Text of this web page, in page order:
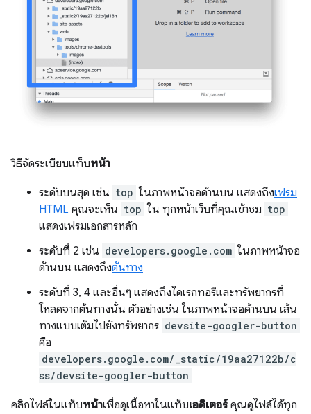
วิธีจัดระเบียบแท็บหน้า
ระดับบนสุด เช่น top ในภาพหน้าจอด้านบน แสดงถึงเฟรม
HTML คุณจะเห็น top ใน ทุกหน้าเว็บที่คุณเข้าชม top
แสดงเฟรมเอกสารหลัก
ระดับที่ 2 เช่น developers.google.com ในภาพหน้าจอ
ด้านบน แสดงถึงต้นทาง
ระดับที่ 3, 4 และอื่นๆ แสดงถึงไดเรกทอรีและทรัพยากรที่
โหลดจากต้นทางนั้น ตัวอย่างเช่น ในภาพหน้าจอด้านบน เส้น
ทางแบบเต็มไปยังทรัพยากร devsite-googler-button
คือ
developers.google.com/_static/19aa27122b/c
ss/devsite-googler-button
คลิกไฟล์ในแท็บหน้าเพื่อดูเนื้อหาในแท็บเอดิเตอร์คุณดูไฟล์ได้ทุก